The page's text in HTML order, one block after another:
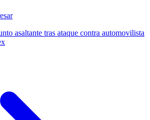
asaltante tras ataque contra automovilista